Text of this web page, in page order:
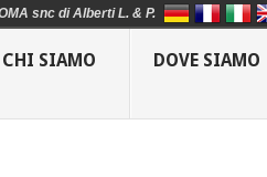
CHI SIAMO DOVE SIAMO
snc di Alberti L. & P.